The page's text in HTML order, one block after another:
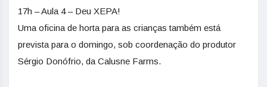
17h – Aula 4 – Deu XEPA!
Uma oficina de horta para as crianças também está
prevista para o domingo, sob coordenação do produtor
Sérgio Donófrio, da Calusne Farms.